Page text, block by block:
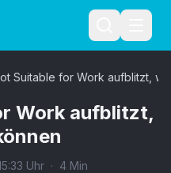
Suitable for Work aufblitzt,
Work aufblitzt,
Uhr · 4 Min
Nutzungsbedingungen